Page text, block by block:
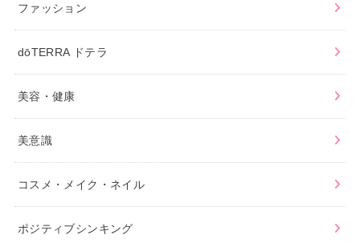
ファッション
dōTERRA ドテラ
美容・健康
美意識
コスメ・メイク・ネイル
ポジティブシンキング